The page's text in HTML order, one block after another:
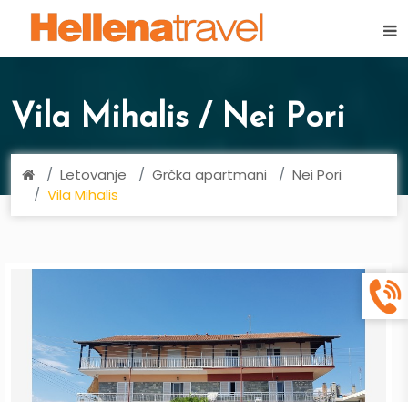
Vila Mihalis / Nei Pori
Letovanje Grčka apartmani
Nei Pori
Vila Mihalis